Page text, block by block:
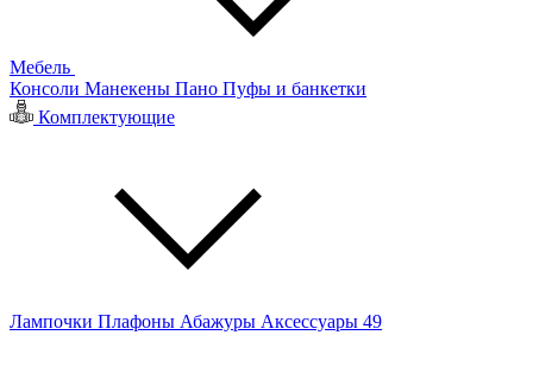
Мебель
Консоли Манекены Пано Пуфы и банкетки
Комплектующие
Лампочки Плафоны Абажуры Аксессуары 49